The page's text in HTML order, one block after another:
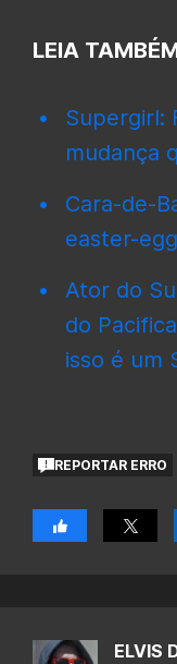
LEIA
Supergirl:
mudança
Cara-de-
easter-
Ator do
do
isso é um
REPORTAR ERRO
ELVIS